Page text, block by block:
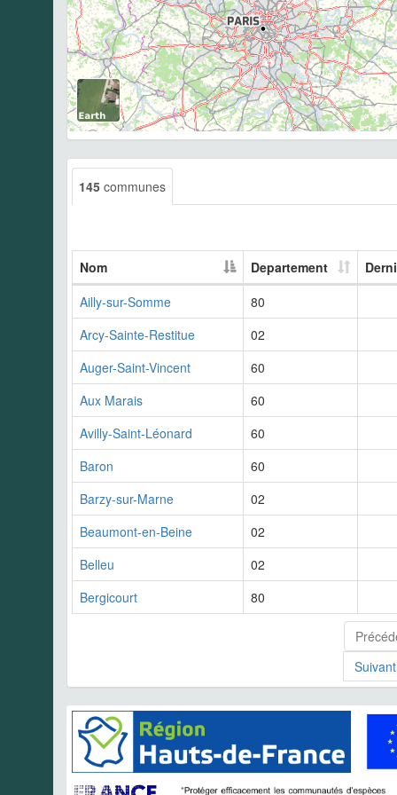
145 communes
Nom Departement
Ailly-sur-Somme
80
Arcy-Sainte-Restitue
02
Auger-Saint-Vincent
60
Aux Marais
60
Avilly-Saint-Léonard
60
Baron
60
Barzy-sur-Marne
02
Beaumont-en-Beine
02
Belleu
02
Bergicourt
80
Suivant